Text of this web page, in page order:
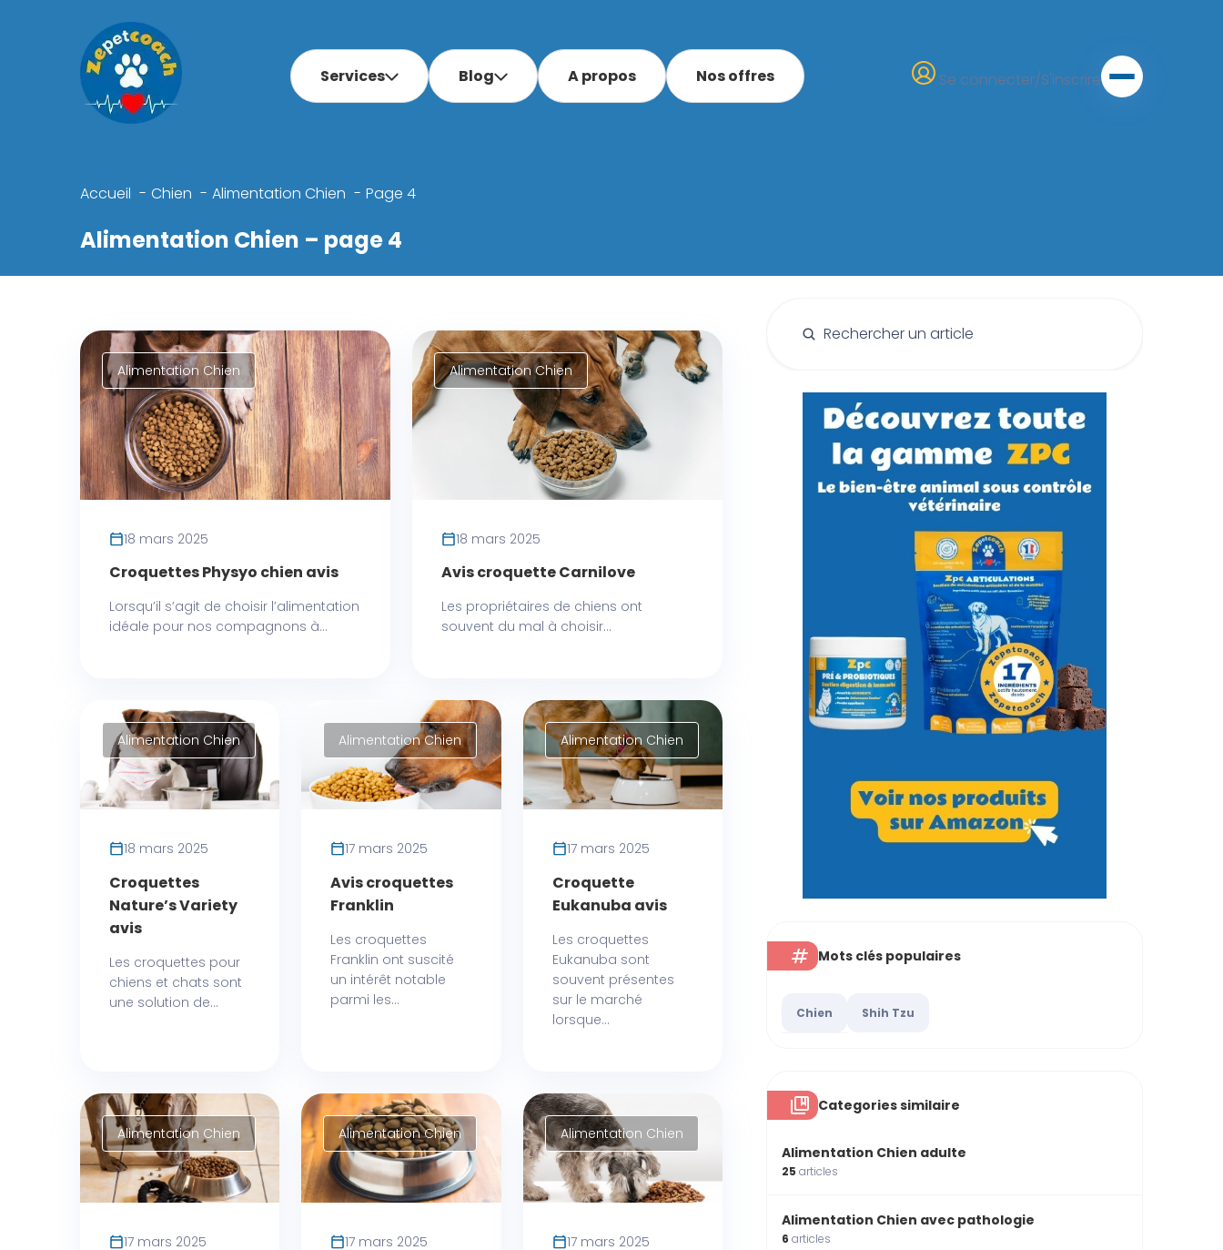
Services Blog A propos Nos offres Se connecter/S'inscrire
Accueil Chien Alimentation Chien Page 4
Alimentation Chien – page 4
Alimentation Chien
18 mars 2025
Croquettes Physyo chien avis
Lorsqu’il s’agit de choisir l’alimentation
idéale pour nos compagnons à...
Alimentation Chien
18 mars 2025
Avis croquette Carnilove
Les propriétaires de chiens ont
souvent du mal à choisir...
Alimentation Chien
18 mars 2025
Croquettes
Nature’s Variety
avis
Les croquettes pour
chiens et chats sont
une solution de...
Alimentation Chien
17 mars 2025
Avis croquettes
Franklin
Les croquettes
Franklin ont suscité
un intérêt notable
parmi les...
Alimentation Chien
17 mars 2025
Croquette
Eukanuba avis
Les croquettes
Eukanuba sont
souvent présentes
sur le marché
lorsque...
Alimentation Chien
17 mars 2025
Alimentation Chien
17 mars 2025
Alimentation Chien
17 mars 2025
Rechercher :
Mots clés populaires
Chien Shih Tzu
Categories similaire
Alimentation Chien adulte
25articles
Alimentation Chien avec pathologie
6articles